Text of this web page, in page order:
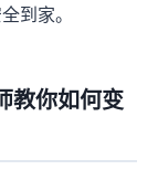
到家。
教你如何变